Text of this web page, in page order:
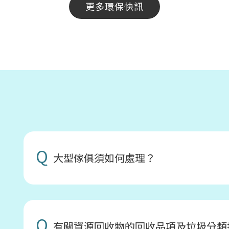
更多環保快訊
Q 大型傢俱須如何處理？
Q